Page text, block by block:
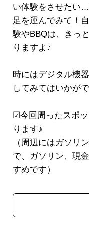
い体験をさせたい
足を運んでみて！
験やBBQは、きっ
りますよ♪
時にはデジタル機
してみてはいかが
☑今回周ったスポ
ります♪
（周辺にはガソリ
で、ガソリン、現
すめです）